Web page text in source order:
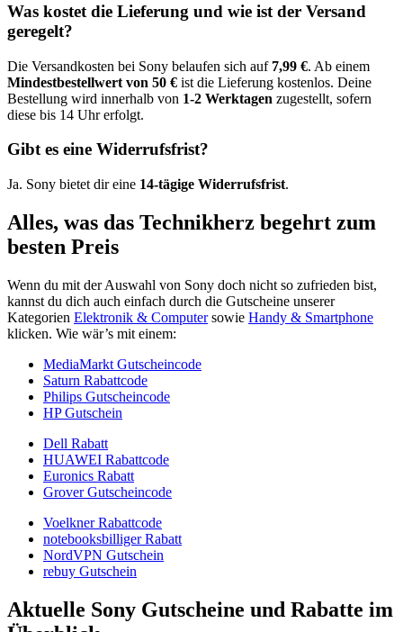
Was kostet die Lieferung und wie ist der Versand
geregelt?
Die Versandkosten bei Sony belaufen sich auf 7,99 €. Ab einem
Mindestbestellwert von 50 € ist die Lieferung kostenlos. Deine
Bestellung wird innerhalb von 1-2 Werktagen zugestellt, sofern
diese bis 14 Uhr erfolgt.
Gibt es eine Widerrufsfrist?
Ja. Sony bietet dir eine 14-tägige Widerrufsfrist.
Alles, was das Technikherz begehrt zum
besten Preis
Wenn du mit der Auswahl von Sony doch nicht so zufrieden bist,
kannst du dich auch einfach durch die Gutscheine unserer
Kategorien Elektronik & Computersowie Handy & Smartphone
klicken. Wie wär’s mit einem:
MediaMarkt Gutscheincode
Saturn Rabattcode
Philips Gutscheincode
HP Gutschein
Dell Rabatt
HUAWEI Rabattcode
Euronics Rabatt
Grover Gutscheincode
Voelkner Rabattcode
notebooksbilliger Rabatt
NordVPN Gutschein
rebuy Gutschein
Aktuelle Sony Gutscheine und Rabatte im